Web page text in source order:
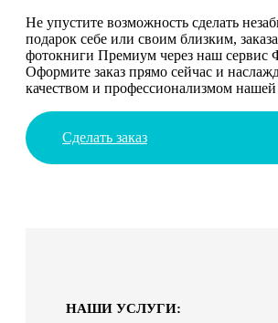
Не упустите возможность сделать
подарок себе или своим близким,
фотокниги Премиум через наш сервис
Оформите заказ прямо сейчас и
качеством и профессионализмом
Сделать заказ
НАШИ УСЛУГИ: